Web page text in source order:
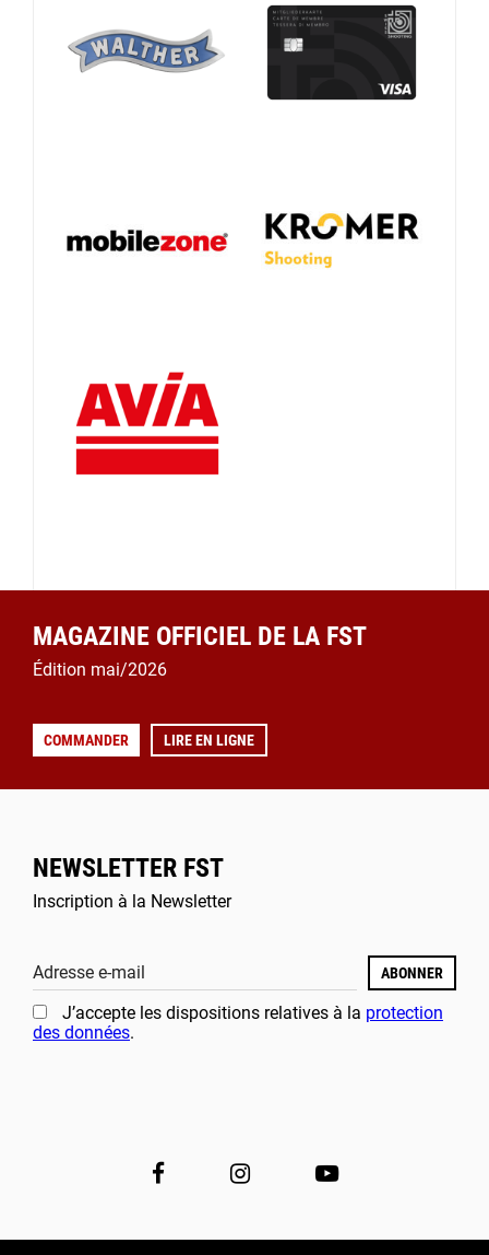
MAGAZINE OFFICIEL DE LA FST
Édition mai/2026
COMMANDER LIRE EN LIGNE
NEWSLETTER FST
Inscription à la Newsletter
Adresse e-mail ABONNER
J’accepte les dispositions relatives à la protection
des données.